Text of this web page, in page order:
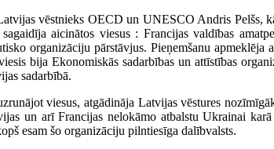
vēstnieks OECD un UNESCO Andris Pelšs,
aicinātos viesus : Francijas valdības
organizāciju pārstāvjus. Pieņemšanu
bija Ekonomiskās sadarbības un attīstības
sadarbībā.
viesus, atgādināja Latvijas vēstures
un arī Francijas nelokāmo atbalstu Ukrainai
esam šo organizāciju pilntiesīga dalībvalsts.